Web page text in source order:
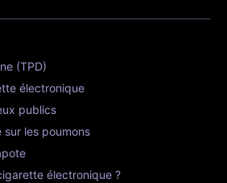
(TPD)
électronique
publics
les poumons
électronique ?